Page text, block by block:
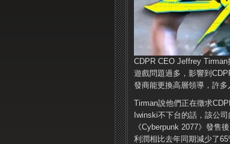
CDPR CEO Jeffrey
遊戲問題過多，影響到
發商能更換高層領導，許多
Tirman說他們正在徵求
Iwinski不下台的話，該公
《Cyberpunk 2077》發售
利潤相比去年同期減少了